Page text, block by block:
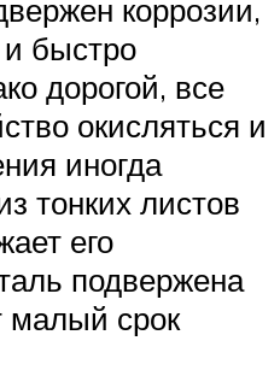
коррозии,
быстро
дорогой, все
окисляться и
иногда
тонких листов
его
подвержена
малый срок